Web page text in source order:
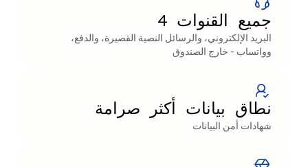
جميع القنوات 4
البريد الإلكتروني، والرسائل النصية القصيرة، والدفع،
وواتساب - خارج الصندوق
نطاق بيانات أكثر صرامة
شهادات أمن البيانات